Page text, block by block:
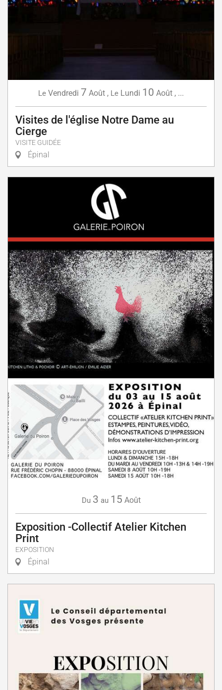
Le Vendredi 7 Août , Le Lundi 10 Août , ...
Visites de l'église Notre Dame au
Cierge
VISITE GUIDÉE
Épinal
Du 3 au 15 Août
Exposition -Collectif Atelier Kitchen
Print
EXPOSITION
Épinal